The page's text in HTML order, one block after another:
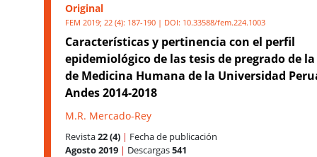
Original
FEM 2019; 22 (4): 187-190 | DOI: 10.33588/fem.224.1003
Características y pertinencia con el perfil
epidemiológico de las tesis de pregrado de
de Medicina Humana de la Universidad
Andes 2014-2018
M.R. Mercado-Rey
Revista22 (4) | Fecha de publicación
Agosto 2019 | Descargas541